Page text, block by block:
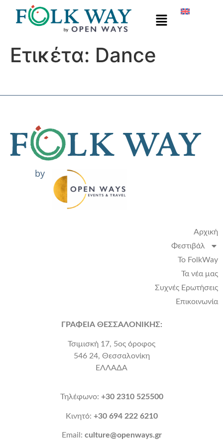
Ετικέτα: Dance
by
Αρχική
Φεστιβάλ
Το FolkWay
Τα νέα μας
Συχνές Ερωτήσεις
Επικοινωνία
ΓΡΑΦΕΙΑ ΘΕΣΣΑΛΟΝΙΚΗΣ:
Τσιμισκή 17, 5ος όροφος
546 24, Θεσσαλονίκη
ΕΛΛΑΔΑ
Τηλέφωνο: +30 2310 525500
Κινητό: +30 694 222 6210
Email: culture@openways.gr